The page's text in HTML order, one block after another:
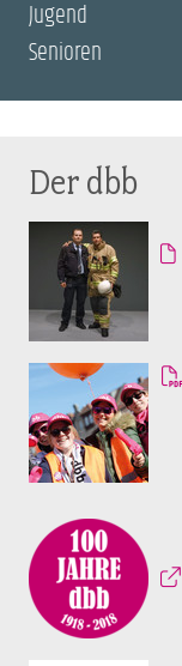
Jugend
Senioren
Der dbb